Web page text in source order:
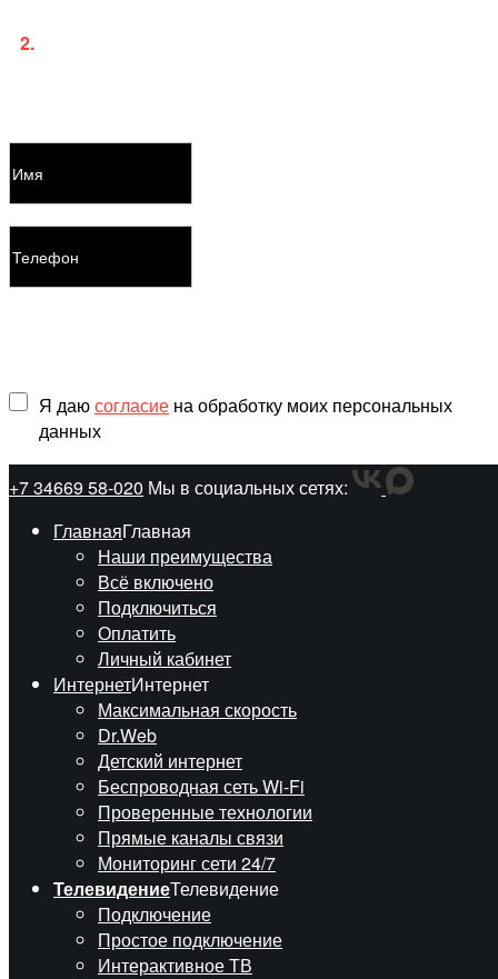
2.
Я даюсогласие на обработку моих персональных
данных
+7 34669 58-020 Мы в социальных сетях:
ГлавнаяГлавная
Наши преимущества
Всё включено
Подключиться
Оплатить
Личный кабинет
ИнтернетИнтернет
Максимальная скорость
Dr.Web
Детский интернет
Беспроводная сеть Wi-Fi
Проверенные технологии
Прямые каналы связи
Мониторинг сети 24/7
ТелевидениеТелевидение
Подключение
Простое подключение
Интерактивное ТВ